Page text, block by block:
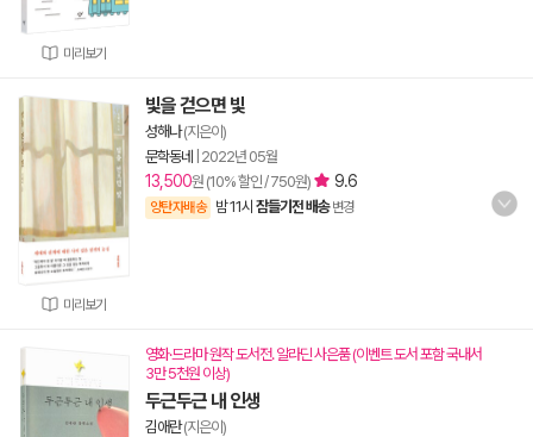
미리보기
미리보기
빛을 걷으면 빛
성해나(지은이)
문학동네
2022년 05월
13,500원 (10% 할인 / 750원) 9.6
양탄자배송 밤 11시 잠들기전 배송 변경
영화·드라마 원작 도서전. 알라딘 사은품 (이벤트 도서 포함 국내서
3만 5천원 이상)
두근두근 내 인생
김애란(지은이)